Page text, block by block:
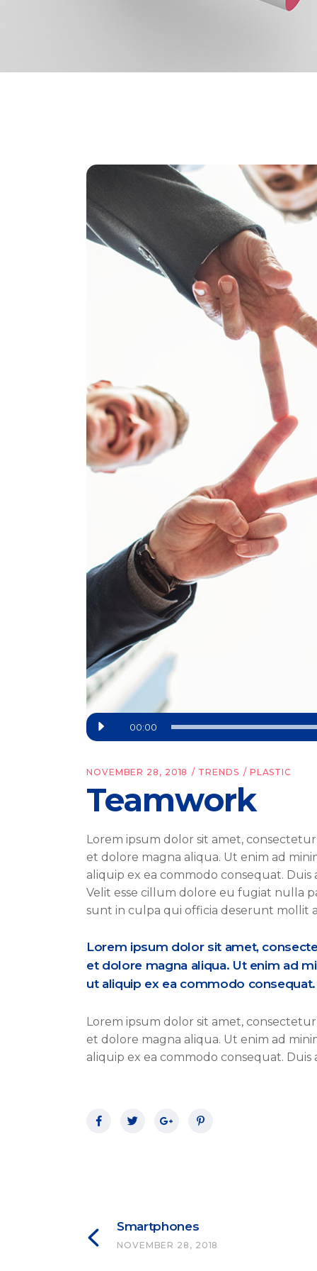
Audio
Player
00:00
NOVEMBER 28, 2018 TRENDS PLASTIC
Teamwork
Lorem ipsum dolor sit amet,
et dolore magna aliqua. Ut enim ad
aliquip ex ea commodo consequat.
Velit esse cillum dolore eu fugiat nulla
sunt in culpa qui officia deserunt mollit
Lorem ipsum dolor sit amet,
et dolore magna aliqua. Ut enim ad
ut aliquip ex ea commodo
Lorem ipsum dolor sit amet,
et dolore magna aliqua. Ut enim ad
aliquip ex ea commodo consequat.
Smartphones
NOVEMBER 28, 2018